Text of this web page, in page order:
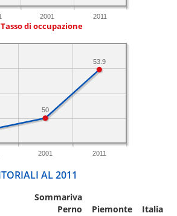
2001 2011
Tasso di occupazione
2001 2011
53.9
50
AL 2011
Sommariva
Perno
Piemonte Italia